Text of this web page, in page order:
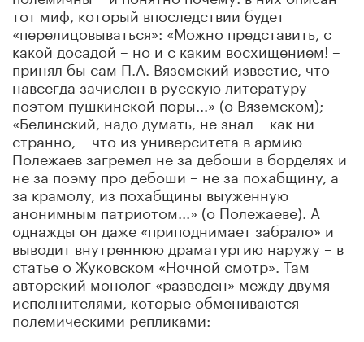
тот миф, который впоследствии будет
«перелицовываться»: «Можно представить, с
какой досадой – но и с каким восхищением! –
принял бы сам П.А. Вяземский известие, что
навсегда зачислен в русскую литературу
поэтом пушкинской поры...» (о Вяземском);
«Белинский, надо думать, не знал – как ни
странно, – что из университета в армию
Полежаев загремел не за дебоши в борделях и
не за поэму про дебоши – не за похабщину, а
за крамолу, из похабщины выуженную
анонимным патриотом...» (о Полежаеве). А
однажды он даже «приподнимает забрало» и
выводит внутреннюю драматургию наружу – в
статье о Жуковском «Ночной смотр». Там
авторский монолог «разведен» между двумя
исполнителями, которые обмениваются
полемическими репликами: